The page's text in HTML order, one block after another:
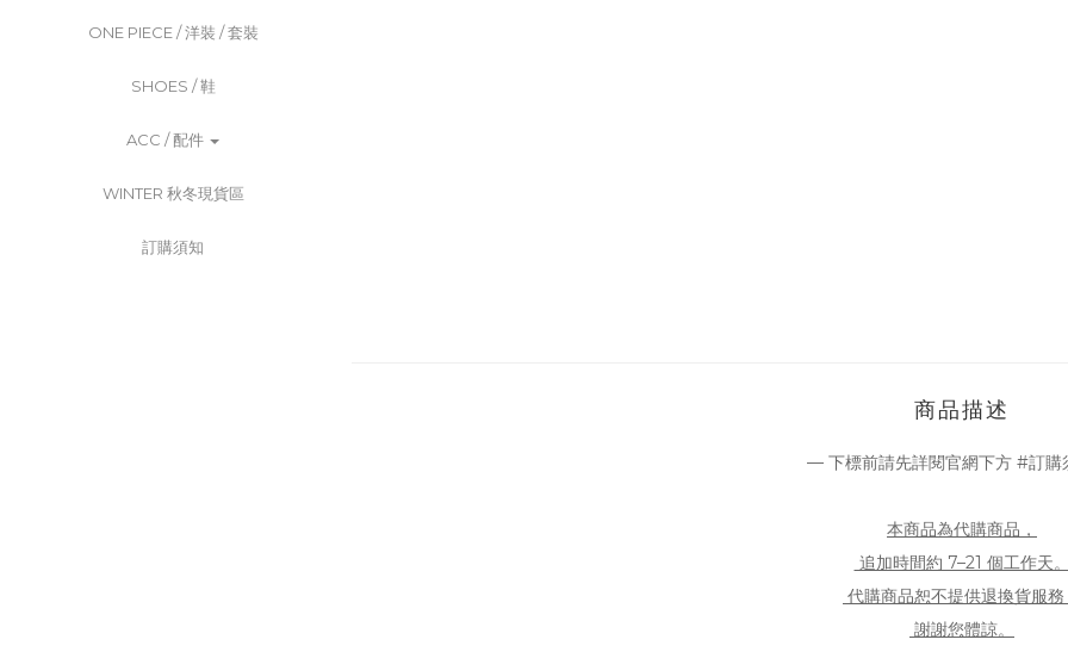
ONE PIECE / 洋裝 / 套裝
SHOES / 鞋
ACC / 配件
WINTER 秋冬現貨區
訂購須知
商品描述
— 下標前請先詳閱官網下方 #訂
本商品為代購商品，
追加時間約 7–21 個工作天。
代購商品恕不提供退換貨服務
謝謝您體諒。